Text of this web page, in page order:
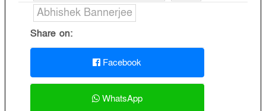
Abhishek Bannerjee
Share on:
Facebook
WhatsApp